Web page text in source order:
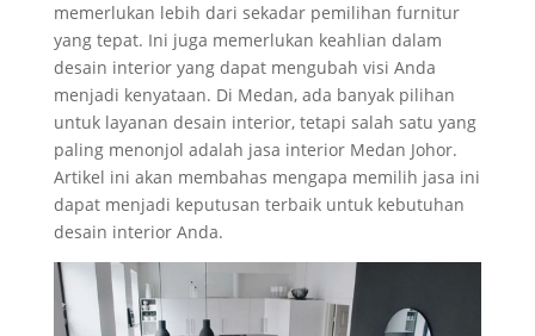
memerlukan lebih dari sekadar pemilihan furnitur
yang tepat. Ini juga memerlukan keahlian dalam
desain interior yang dapat mengubah visi Anda
menjadi kenyataan. Di Medan, ada banyak pilihan
untuk layanan desain interior, tetapi salah satu yang
paling menonjol adalah jasa interior Medan Johor.
Artikel ini akan membahas mengapa memilih jasa ini
dapat menjadi keputusan terbaik untuk kebutuhan
desain interior Anda.